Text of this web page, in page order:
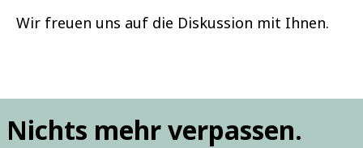
Wir freuen uns auf die Diskussion mit Ihnen.
Nichts mehr verpassen.